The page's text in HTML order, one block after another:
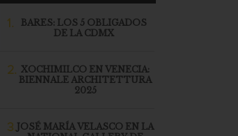
1.
BARES: LOS 5 OBLIGADOS
DE LA CDMX
2. XOCHIMILCO EN VENECIA:
BIENNALE ARCHITETTURA
2025
3. JOSÉ MARÍA VELASCO EN LA